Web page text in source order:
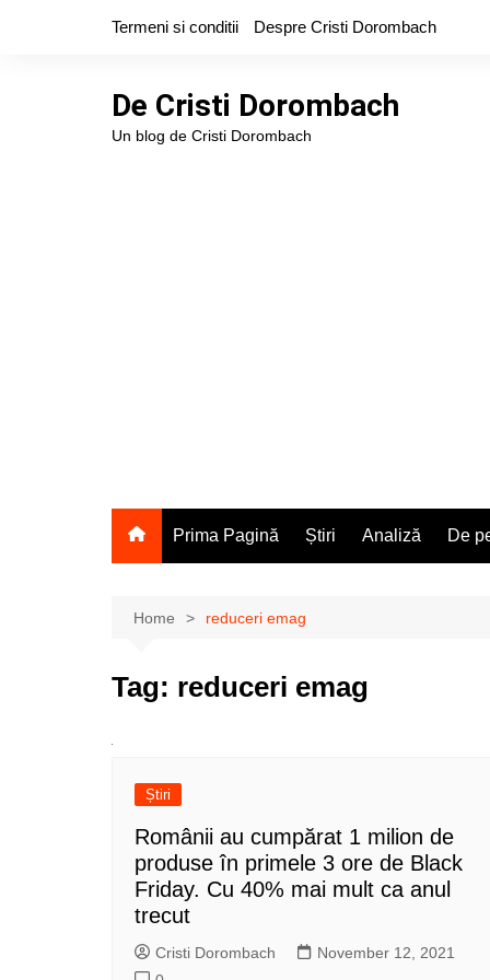
Termeni si conditii Despre Cristi Dorombach
De Cristi Dorombach
Un blog de Cristi Dorombach
Prima Pagină Știri Analiză De
Home reduceri emag
Tag: reduceri emag
Știri
Românii au cumpărat 1 milion de
produse în primele 3 ore de Black
Friday. Cu 40% mai mult ca anul
trecut
Cristi Dorombach
November 12, 2021